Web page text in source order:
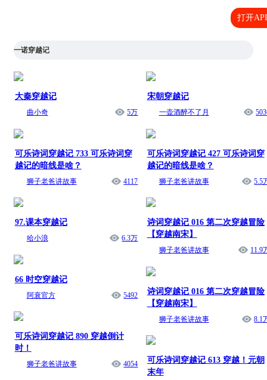
打开
一诺穿越记
大秦穿越记
曲小奇 5万
可乐诗词穿越记 733 可乐诗词穿
越记的暗线是啥？
狮子老爸讲故事 4117
97.课本穿越记
哈小浪 6.3万
66 时空穿越记
阿衰官方 5492
可乐诗词穿越记 890 穿越倒计
时！
狮子老爸讲故事 4054
宋朝穿越记
一壶酒醉不了月
可乐诗词穿越记 427 可乐诗词穿
越记的暗线是啥？
狮子老爸讲故事 5.5
诗词穿越记 016 第二次穿越冒险
【穿越南宋】
狮子老爸讲故事 11.9
诗词穿越记 016 第二次穿越冒险
【穿越南宋】
狮子老爸讲故事 8.1
可乐诗词穿越记 613 穿越！元朝
末年